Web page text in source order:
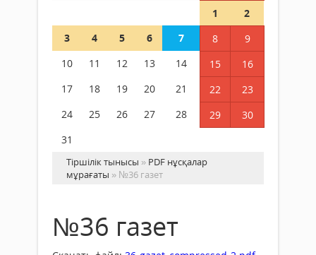
1
2
3
4 5 6 7 8
9
10
11 12 13 14 15
16
17
18 19 20 21 22
23
24
25 26 27 28 29
30
31
Тіршілік тынысы » PDF нұсқалар
мұрағаты » №36 газет
№36 газет